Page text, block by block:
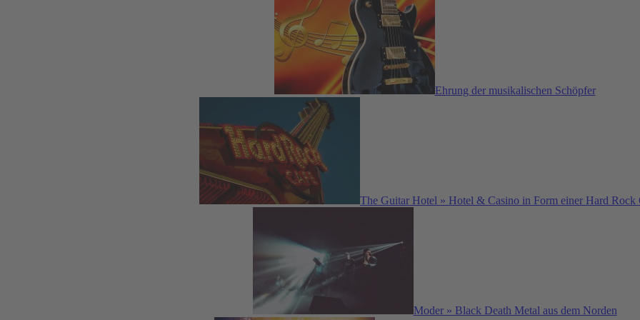
Ehrung der musikalischen Schöpfer
The Guitar Hotel » Hotel & Casino in Form einer Hard Rock
Moder » Black Death Metal aus dem Norden